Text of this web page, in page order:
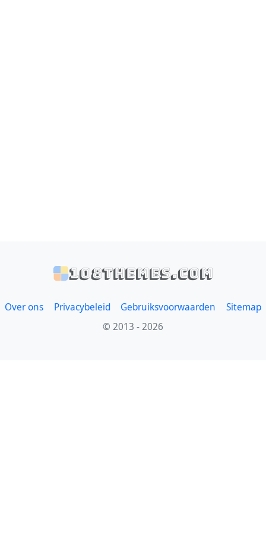
108themes.com
Over ons Privacybeleid Gebruiksvoorwaarden
Sitemap
© 2013 - 2026